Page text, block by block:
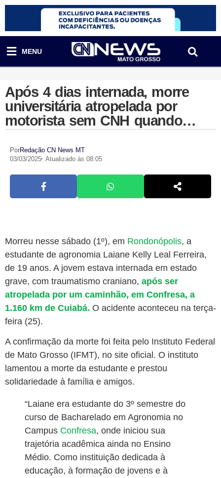
MENU
Após 4 dias internada, morre
universitária atropelada por
motorista sem CNH quando
voltava de faculdade em MT
PorRedação CN News MT
03/03/2025 Atualizado às 08:05
Morreu nesse sábado (1º), em Rondonópolis, a
estudante de agronomia Laiane Kelly Leal Ferreira,
de 19 anos. A jovem estava internada em estado
grave, com traumatismo craniano, após ser
atropelada por um caminhão, em Confresa, a
1.160 km de Cuiabá. O acidente aconteceu na terça-
feira (25).
A confirmação da morte foi feita pelo Instituto Federal
de Mato Grosso (IFMT), no site oficial. O instituto
lamentou a morte da estudante e prestou
solidariedade à família e amigos.
“Laiane era estudante do 3º semestre do
curso de Bacharelado em Agronomia no
Campus Confresa, onde iniciou sua
trajetória acadêmica ainda no Ensino
Médio. Como instituição dedicada à
educação, à formação de jovens e à